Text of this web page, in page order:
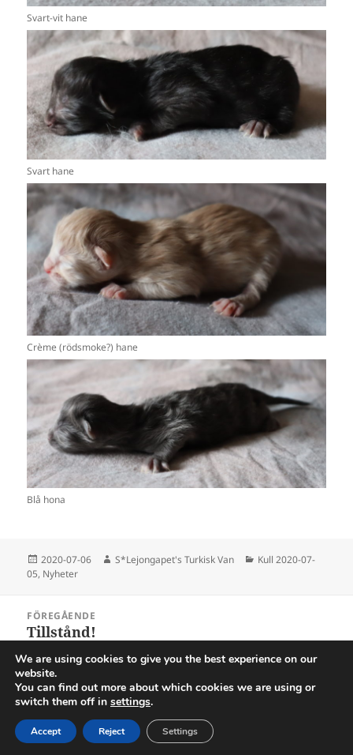
Svart-vit hane
Svart hane
Crème (rödsmoke?) hane
Blå hona
Postat
2020-07-06 Författare
S*Lejongapet's Turkisk Van Kategorier
Kull 2020-07-
05, Nyheter
FÖREGÅENDE
Föregående
Tillstånd!
NÄSTA
Nästa
Glenn börjar bli stor!
Drivs med WordPress
We are using cookies to give you the best experience on our
website.
You can find out more about which cookies we are using or
switch them off in settings.
Accept Reject Settings